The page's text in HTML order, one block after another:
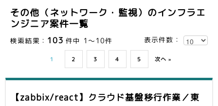
その他（ネットワーク・監視）のインフラエ
ンジニア案件一覧
検索結果： 103 件中 1～10件 表示件数：
1 2 3 4 5 次へ »
【zabbix/react】クラウド基盤移行作業／東